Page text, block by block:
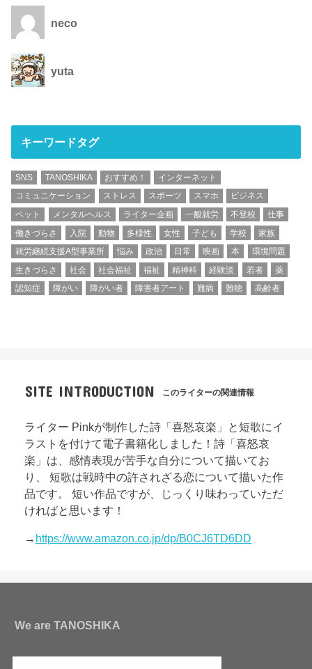
neco
yuta
キーワードタグ
SNS TANOSHIKA おすすめ！
インターネット
コミュニケーション
ストレス スポーツ スマホ
ビジネス
ペット
メンタルヘルス ライター企画 一般就労 不登校
仕事
働きづらさ
入院 動物 多様性 女性 子ども 学校
家族
就労継続支援A型事業所
悩み 政治 日常 映画 本
環境問題
生きづらさ
社会 社会福祉 福祉 精神科 経験談 若者
薬
認知症
障がい 障がい者 障害者アート 難病 難聴 高齢者
SITE INTRODUCTION このライターの関連情報
ライター Pinkが制作した詩「喜怒哀楽」と短歌にイ
ラストを付けて電子書籍化しました！詩「喜怒哀
楽」は、感情表現が苦手な自分について描いてお
り、 短歌は戦時中の許されざる恋について描いた作
品です。 短い作品ですが、じっくり味わっていただ
ければと思います！
→ https://www.amazon.co.jp/dp/B0CJ6TD6DD
We are TANOSHIKA